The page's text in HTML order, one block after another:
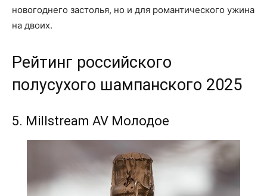
новогоднего застолья, но и для романтического ужина
на двоих.
Рейтинг российского
полусухого шампанского 2025
5. Millstream AV Молодое